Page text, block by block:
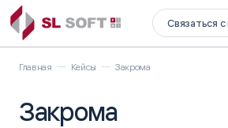
Связаться с
Главная Кейсы Закрома
Закрома